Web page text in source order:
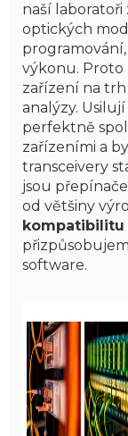
naší
optických
výkonu. Proto
zařízení na
analýzy.
perfektně
zařízeními a
transceivery
jsou
od většiny
kompatibilitu
software.